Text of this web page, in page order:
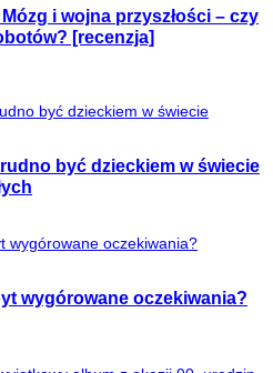
i wojna przyszłości – czy
[recenzja]
być dzieckiem w świecie
wygórowane oczekiwania?